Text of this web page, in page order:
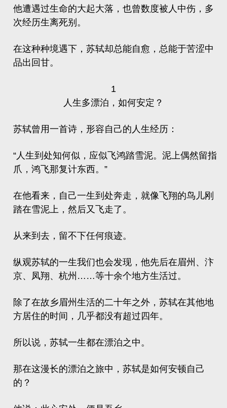
他遭遇过生命的大起大落，也曾数度被人中伤，多
次经历生离死别。
在这种种境遇下，苏轼却总能自愈，总能于苦涩中
品出回甘。
1
人生多漂泊，如何安定？
苏轼曾用一首诗，形容自己的人生经历：
“人生到处知何似，应似飞鸿踏雪泥。泥上偶然留指
爪，鸿飞那复计东西。”
在他看来，自己一生到处奔走，就像飞翔的鸟儿刚
踏在雪泥上，然后又飞走了。
从来到去，留不下任何痕迹。
纵观苏轼的一生我们也会发现，他先后在眉州 、汴
京、凤翔、杭州……等十余个地方生活过。
除了在故乡眉州生活的二十年之外，苏轼在其他地
方居住的时间，几乎都没有超过四年。
所以说，苏轼一生都在漂泊之中。
那在这漫长的漂泊之旅中，苏轼是如何安顿自己
的？